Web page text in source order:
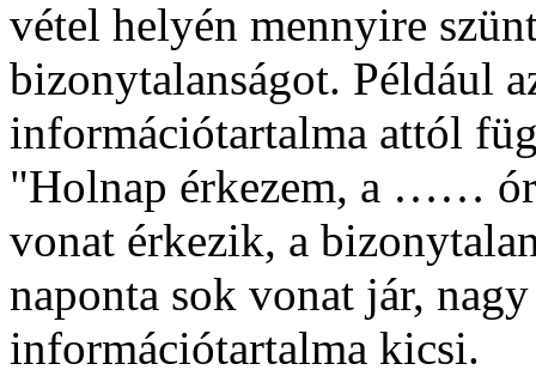
vétel helyén mennyire
bizonytalanságot. Például
információtartalma attól
"Holnap érkezem, a ……
vonat érkezik, a
naponta sok vonat jár,
információtartalma kicsi.